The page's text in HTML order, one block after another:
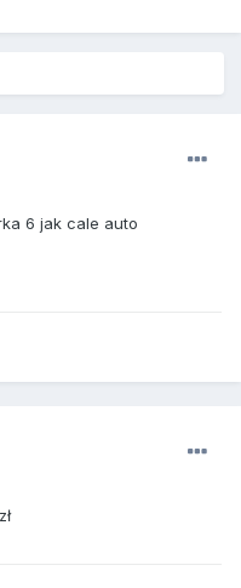
6 jak cale auto